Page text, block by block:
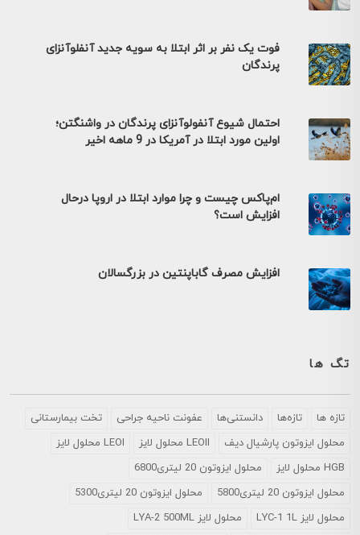
فوت یک نفر بر اثر ابتلا به سویه جدید آنفلوآنزای
پرندگان
احتمال شیوع آنفولوآنزای پرندگان در واشنگتن؛
اولین مورد ابتلا در آمریکا در 9 ماهه اخیر
ام‌پاکس چیست و چرا موارد ابتلا در اروپا درحال
افزایش است؟
افزایش مصرف گاباپنتین در بزرگسالان
تگ ها
تازه ها تازه‌ها دانستنی‌ها عفونت ناحیه جراحی
تخت بیمارستانی
محلول ايزوتون پارشيال ديف
LEOII محلول لایز
LEOI محلول لایز
HGB محلول لایز
محلول ایزوتون 20 لیتری6800
محلول ایزوتون 20 لیتری5800
محلول ایزوتون 20 لیتری5300
محلول لایز LYC-1 1L
محلول لایز LYA-2 500ML